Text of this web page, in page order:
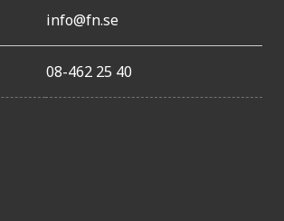
info@fn.se
08-462 25 40